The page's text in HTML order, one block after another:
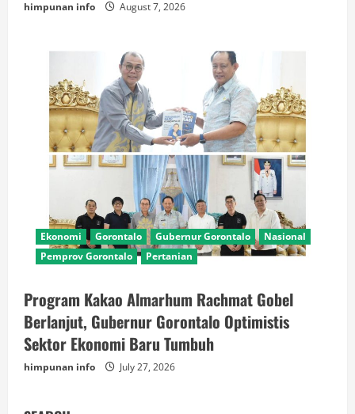
himpunan info August 7, 2026
Ekonomi Gorontalo Gubernur Gorontalo
Nasional
Pemprov Gorontalo
Pertanian
Program Kakao Almarhum Rachmat Gobel
Berlanjut, Gubernur Gorontalo Optimistis
Sektor Ekonomi Baru Tumbuh
himpunan info July 27, 2026